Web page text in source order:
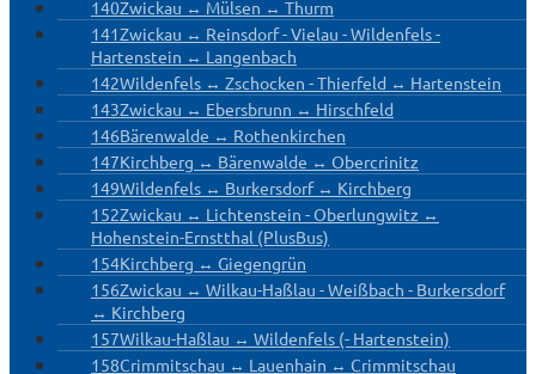
140Zwickau ↔ Mülsen ↔ Thurm
141Zwickau ↔ Reinsdorf - Vielau - Wildenfels -
Hartenstein ↔ Langenbach
142Wildenfels ↔ Zschocken - Thierfeld ↔ Hartenstein
143Zwickau ↔ Ebersbrunn ↔ Hirschfeld
146Bärenwalde ↔ Rothenkirchen
147Kirchberg ↔ Bärenwalde ↔ Obercrinitz
149Wildenfels ↔ Burkersdorf ↔ Kirchberg
152Zwickau ↔ Lichtenstein - Oberlungwitz ↔
Hohenstein-Ernstthal (PlusBus)
154Kirchberg ↔ Giegengrün
156Zwickau ↔ Wilkau-Haßlau - Weißbach - Burkersdorf
↔ Kirchberg
157Wilkau-Haßlau ↔ Wildenfels (- Hartenstein)
158Crimmitschau ↔ Lauenhain ↔ Crimmitschau